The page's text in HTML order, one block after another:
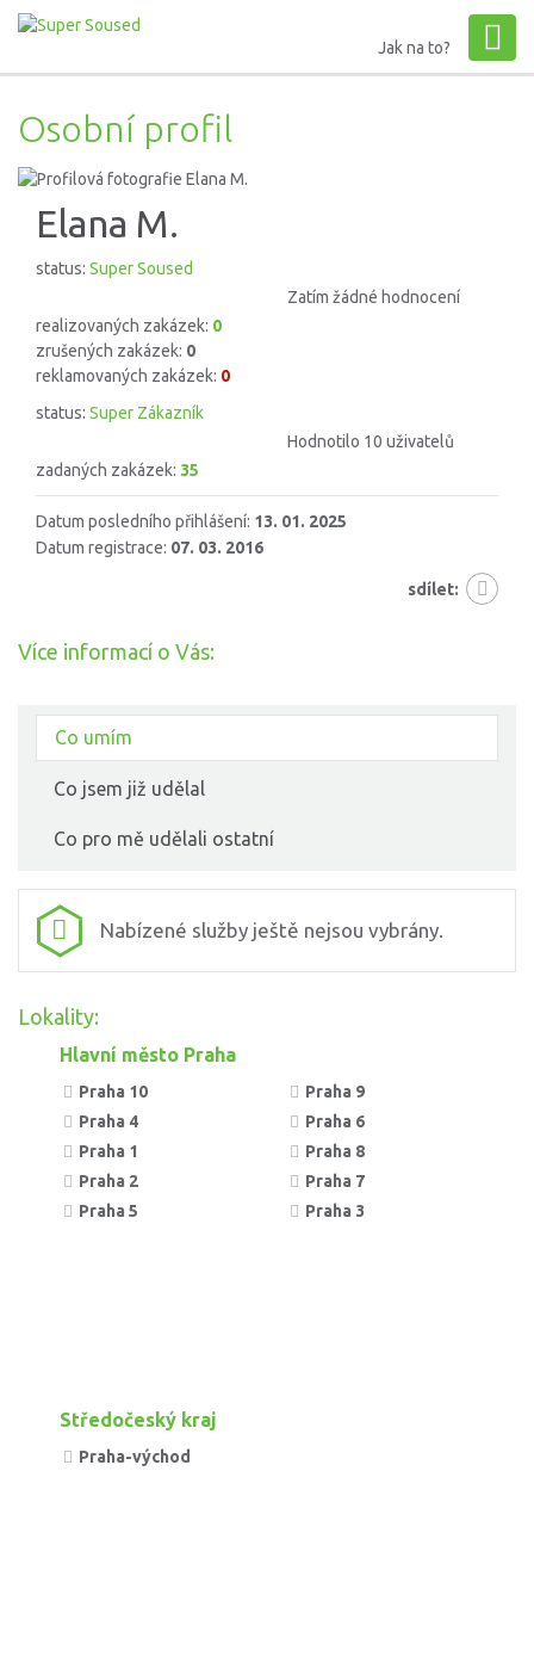
Jak na to?
Osobní profil
Elana M.
status: Super Soused
Zatím žádné hodnocení
realizovaných zakázek: 0
zrušených zakázek: 0
reklamovaných zakázek: 0
status: Super Zákazník
Hodnotilo 10 uživatelů
zadaných zakázek: 35
Datum posledního přihlášení: 13. 01. 2025
Datum registrace: 07. 03. 2016
sdílet:
Více informací o Vás:
Co umím
Co jsem již udělal
Co pro mě udělali ostatní
Nabízené služby ještě nejsou vybrány.
Lokality:
Hlavní město Praha
Praha 10
Praha 4
Praha 1
Praha 2
Praha 5
Praha 9
Praha 6
Praha 8
Praha 7
Praha 3
Středočeský kraj
Praha-východ